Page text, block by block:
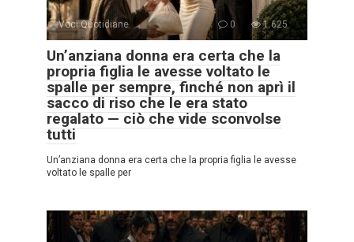
Voci Quotidiane 0 1.625
Un’anziana donna era certa che la
propria figlia le avesse voltato le
spalle per sempre, finché non aprì il
sacco di riso che le era stato
regalato — ciò che vide sconvolse
tutti
Un’anziana donna era certa che la propria figlia le avesse
voltato le spalle per